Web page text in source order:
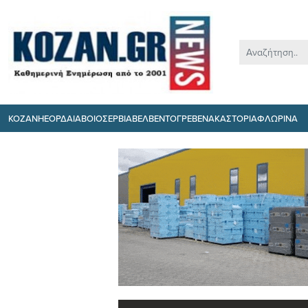
ΚΟΖΑΝΗΕΟΡΔΑΙΑΒΟΙΟΣΕΡΒΙΑΒΕΛΒΕΝΤΟΓΡΕΒΕΝΑΚΑΣΤΟΡΙΑΦΛΩΡΙΝΑ